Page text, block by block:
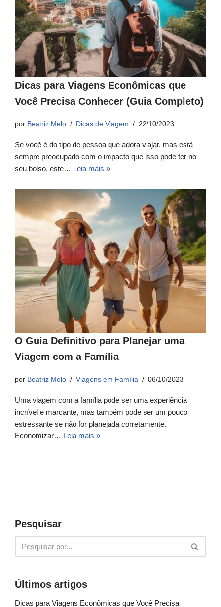
Dicas para Viagens Econômicas que
Você Precisa Conhecer (Guia Completo)
por Beatriz Melo Dicas de Viagem 22/10/2023
Se você é do tipo de pessoa que adora viajar, mas está
sempre preocupado com o impacto que isso pode ter no
seu bolso, este… Leia mais »
O Guia Definitivo para Planejar uma
Viagem com a Família
por Beatriz Melo Viagens em Família 06/10/2023
Uma viagem com a família pode ser uma experiência
incrível e marcante, mas também pode ser um pouco
estressante se não for planejada corretamente.
Economizar… Leia mais »
Pesquisar
Últimos artigos
Dicas para Viagens Econômicas que Você Precisa